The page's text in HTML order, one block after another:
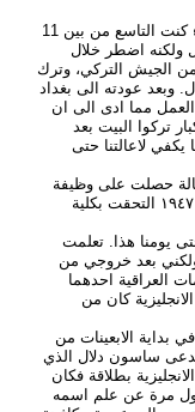
ولدت في 05.02.1931 في بغداد لعائلة متعددة الابناء كنت التاسع من بين 11
ولكنه اضطر خلال
من الجيش التركي، وترك
وبعد عودته الى بغداد
مما ادى الى ان
تركوا البيت بعد
يكفي لاعالتنا حتى
وبعد سنة من البطالة حصلت على وظيفة
مدرس في مدارس الطائفة اليهودية الابتدائية. وفي ١٩٤٧ التحقت بكلية
يومنا هذا. تعلمت
ولكني بعد خروجي من
العراقية احدهما
كان من
بداية الابعينات من
على شاب يدعى ساسون دلال الذي
يقرأ الانجليزية بطلاقة فكان
مرة عن علم اسمه